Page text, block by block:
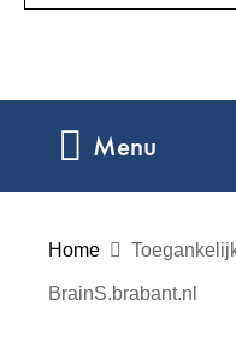
o
Menu
Home
BrainS.brabant.nl